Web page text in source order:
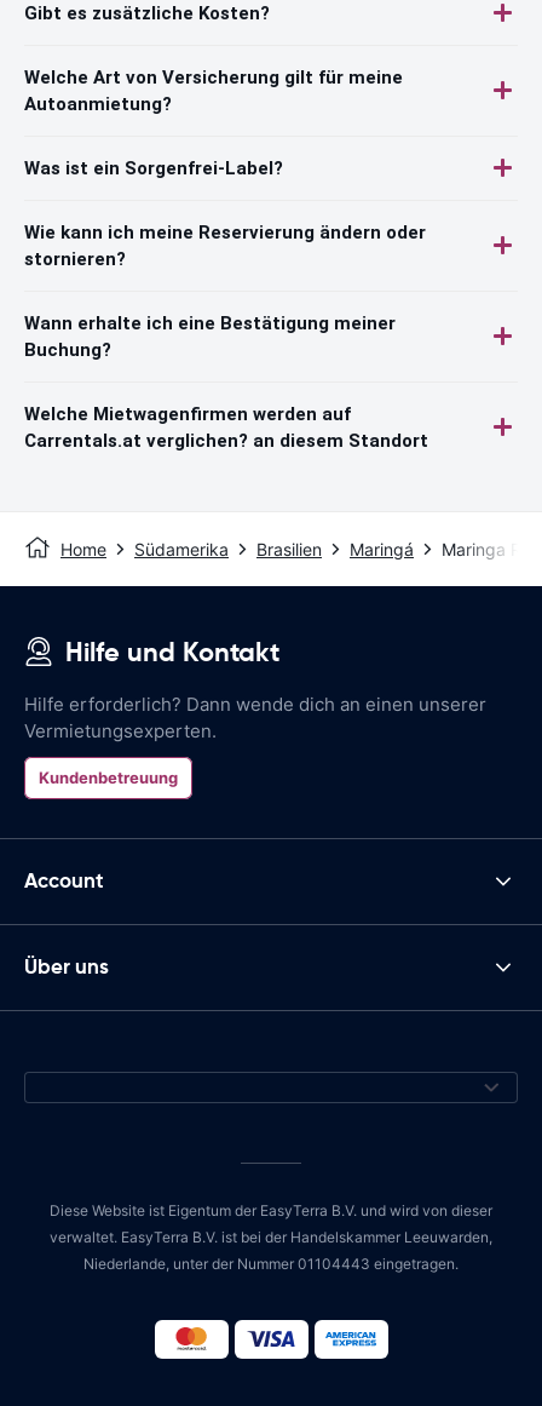
Gibt es zusätzliche Kosten?
Welche Art von Versicherung gilt für meine
Autoanmietung?
Was ist ein Sorgenfrei-Label?
Wie kann ich meine Reservierung ändern oder
stornieren?
Wann erhalte ich eine Bestätigung meiner
Buchung?
Welche Mietwagenfirmen werden auf
Carrentals.at verglichen? an diesem Standort
Home Südamerika Brasilien Maringá Maringa
Hilfe und Kontakt
Hilfe erforderlich? Dann wende dich an einen unserer
Vermietungsexperten.
Kundenbetreuung
Account
Über uns
Diese Website ist Eigentum der EasyTerra B.V. und wird von dieser
verwaltet. EasyTerra B.V. ist bei der Handelskammer Leeuwarden,
Niederlande, unter der Nummer 01104443 eingetragen.